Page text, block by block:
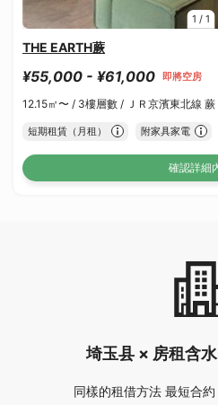
1 / 1
THE EARTH蕨
¥55,000 - ¥61,000 即將空房
12.15㎡〜 / 3樓層數 / ＪＲ京濱東北線
短期租賃（月租） 附家具家電
確認詳細
埼玉县 × 房租含
同樣的租借方法 最短合